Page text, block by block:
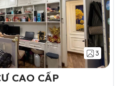
3
CAO CẤP